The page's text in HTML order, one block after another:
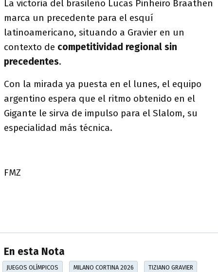
La victoria del brasileño Lucas Pinheiro Braathen
marca un precedente para el esquí
latinoamericano, situando a Gravier en un
contexto de competitividad regional sin
precedentes.
Con la mirada ya puesta en el lunes, el equipo
argentino espera que el ritmo obtenido en el
Gigante le sirva de impulso para el Slalom, su
especialidad más técnica.
FMZ
En esta Nota
JUEGOS OLÍMPICOS MILANO CORTINA 2026 TIZIANO GRAVIER